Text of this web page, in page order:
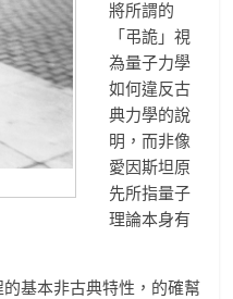
將所謂的
「弔詭」視
為量子力學
如何違反古
典力學的說
明，而非像
愛因斯坦原
先所指量子
理論本身有
基本非古典特性，的確幫